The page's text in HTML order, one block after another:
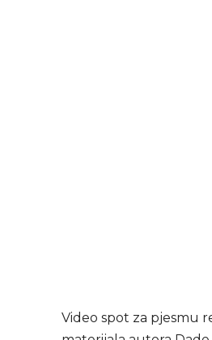
Video spot za pjesmu